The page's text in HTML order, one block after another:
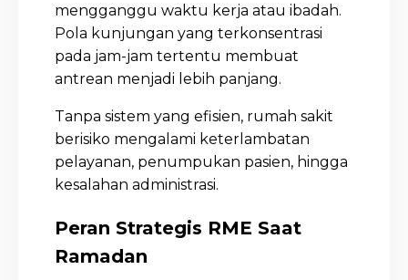
mengganggu waktu kerja atau ibadah.
Pola kunjungan yang terkonsentrasi
pada jam-jam tertentu membuat
antrean menjadi lebih panjang.
Tanpa sistem yang efisien, rumah sakit
berisiko mengalami keterlambatan
pelayanan, penumpukan pasien, hingga
kesalahan administrasi.
Peran Strategis RME Saat
Ramadan